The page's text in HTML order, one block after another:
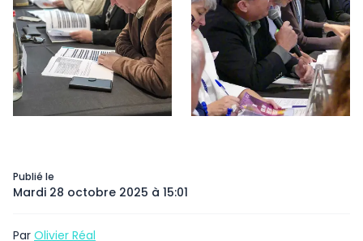
Publié le
Mardi 28 octobre 2025 à 15:01
Par Olivier Réal